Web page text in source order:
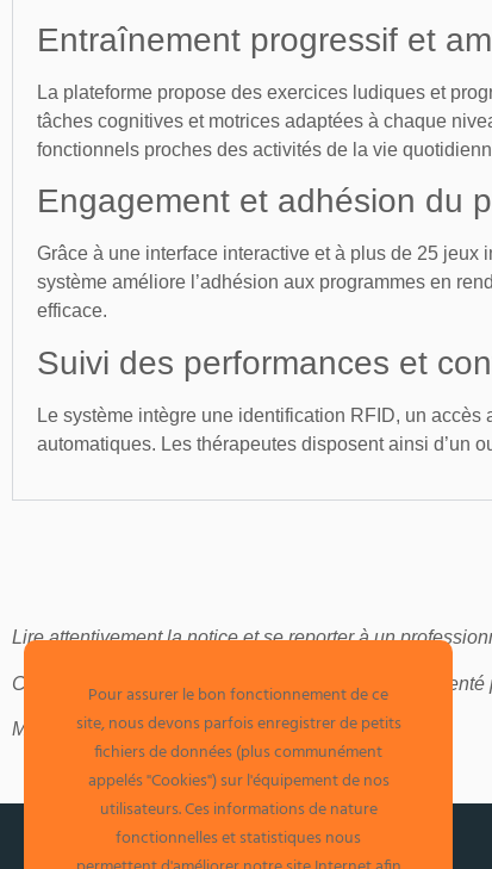
Entraînement progressif et
La plateforme propose des exercices ludiques et
tâches cognitives et motrices adaptées à chaque
fonctionnels proches des activités de la vie
Engagement et adhésion du
Grâce à une interface interactive et à plus de 25
système améliore l’adhésion aux programmes en
efficace.
Suivi des performances et
Le système intègre une identification RFID, un
automatiques. Les thérapeutes disposent ainsi d’un
Lire attentivement la notice et se reporter à un
Ce dispositif médical est un produit de santé
Mise à jour : 08-22
Pour assurer le bon fonctionnement de ce
site, nous devons parfois enregistrer de petits
fichiers de données (plus communément
appelés "Cookies") sur l'équipement de nos
utilisateurs. Ces informations de nature
fonctionnelles et statistiques nous